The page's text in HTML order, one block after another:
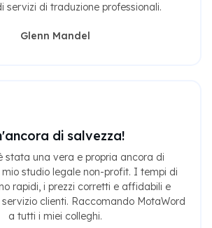
servizi di traduzione professionali.
Glenn Mandel
di salvezza!
stata una vera e propria ancora di
mio studio legale non-profit. I tempi di
rapidi, i prezzi corretti e affidabili e
clienti. Raccomando MotaWord
a tutti i miei colleghi.